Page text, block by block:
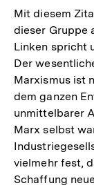
Mit diesem
dieser Gruppe
Linken spricht
Der
Marxismus ist
dem ganzen
unmittelbarer
Marx selbst
vielmehr fest,
Schaffung